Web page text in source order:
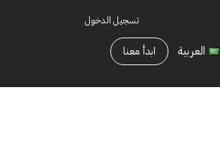
تسجيل الدخول
العربية ابدأ معنا